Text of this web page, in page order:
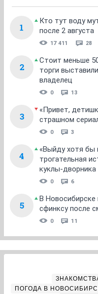
1
Кто тут воду
после 2 августа
17 411 28
2
Стоит меньше
торги
владелец
0 13
3
«Привет,
страшном
0 3
4
«Выйду хотя бы
трогательная
куклы-
0 6
5
В
сфинксу после
0 11
ПОГОДА В